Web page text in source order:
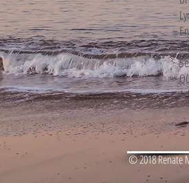
~
~
~
~
~
~
​© 2018 Renate